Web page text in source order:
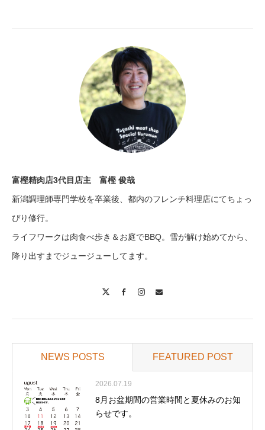
富樫精肉店3代目店主 富樫 俊哉
新潟調理師専門学校を卒業後、都内のフレンチ料理店にてちょっ
ぴり修行。
ライフワークは肉食べ歩き＆お庭でBBQ。雪が解け始めてから、
降り出すまでジュージューしてます。
NEWS POSTS FEATURED POST
2026.07.19
8月お盆期間の営業時間と夏休みのお知
らせです。